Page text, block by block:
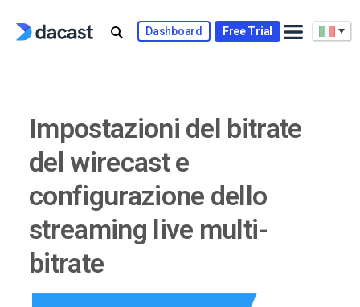
Dashboard Free Trial
Impostazioni del bitrate
del wirecast e
configurazione dello
streaming live multi-
bitrate